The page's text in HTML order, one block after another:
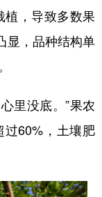
，导致多数果
显，品种结构单
里没底。”果农
60%，土壤肥